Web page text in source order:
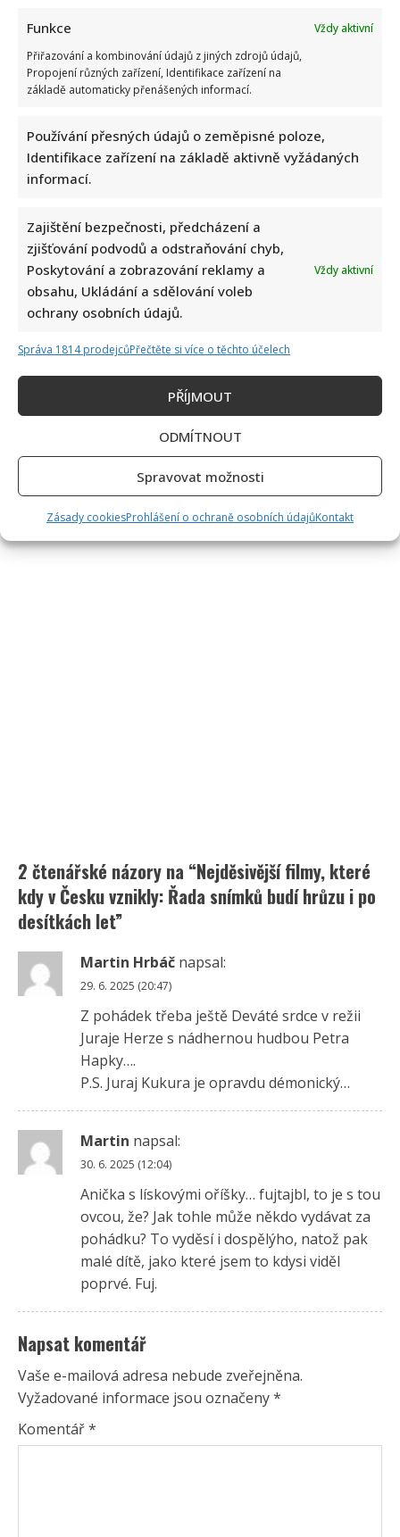
Funkce
Vždy aktivní
Přiřazování a kombinování údajů z jiných zdrojů údajů,
Propojení různých zařízení, Identifikace zařízení na
základě automaticky přenášených informací.
Používání přesných údajů o zeměpisné poloze,
Identifikace zařízení na základě aktivně vyžádaných
informací.
Zajištění bezpečnosti, předcházení a
zjišťování podvodů a odstraňování chyb,
Poskytování a zobrazování reklamy a
obsahu, Ukládání a sdělování voleb
ochrany osobních údajů.
Vždy aktivní
Správa 1814 prodejcůPřečtěte si více o těchto účelech
PŘÍJMOUT
ODMÍTNOUT
Spravovat možnosti
Zásady cookiesProhlášení o ochraně osobních údajůKontakt
2 čtenářské názory na “Nejděsivější filmy, které
kdy v Česku vznikly: Řada snímků budí hrůzu i po
desítkách let”
Martin Hrbáč napsal:
29. 6. 2025 (20:47)
Z pohádek třeba ještě Deváté srdce v režii
Juraje Herze s nádhernou hudbou Petra
Hapky….
P.S. Juraj Kukura je opravdu démonický…
Martin napsal:
30. 6. 2025 (12:04)
Anička s lískovými oříšky… fujtajbl, to je s tou
ovcou, že? Jak tohle může někdo vydávat za
pohádku? To vyděsí i dospělýho, natož pak
malé dítě, jako které jsem to kdysi viděl
poprvé. Fuj.
Napsat komentář
Vaše e-mailová adresa nebude zveřejněna.
Vyžadované informace jsou označeny*
Komentář*